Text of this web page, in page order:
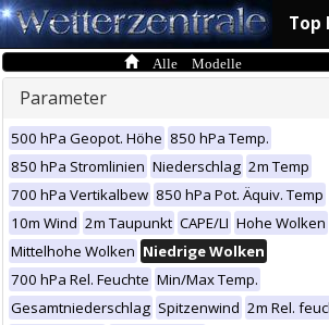
Top
Alle Modelle
Parameter
500 hPa Geopot. Höhe 850 hPa Temp.
850 hPa Stromlinien Niederschlag 2m Temp
700 hPa Vertikalbew 850 hPa Pot. Äquiv. Temp
10m Wind 2m Taupunkt CAPE/LI Hohe Wolken
Mittelhohe Wolken Niedrige Wolken
700 hPa Rel. Feuchte Min/Max Temp.
Gesamtniederschlag Spitzenwind 2m Rel.